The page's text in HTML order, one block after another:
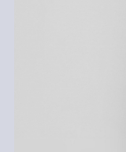
Supporting Better
Baumwollprodukte
in die Mission von
fortzubestehen
schützen und
landwirtschaftliche